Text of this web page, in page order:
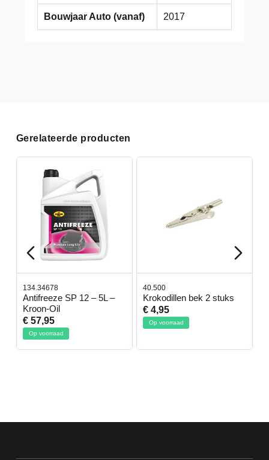
Bouwjaar Auto (vanaf) 2017
Gerelateerde producten
134.34678
Antifreeze SP 12 – 5L –
Kroon-Oil
€ 57,95
Op voorraad
40.500
Krokodillen bek 2 stuks
€ 4,95
Op voorraad